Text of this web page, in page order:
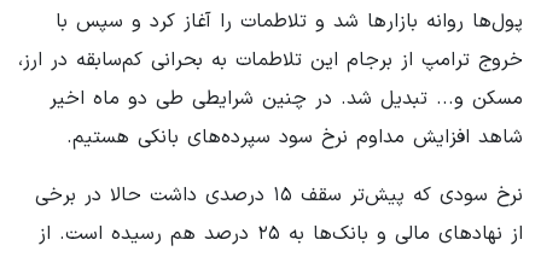
پول‌ها روانه بازارها شد و تلاطمات را آغاز کرد و سپس با
خروج ترامپ از برجام این تلاطمات به بحرانی کم‌سابقه در ارز،
مسکن و... تبدیل شد. در چنین شرایطی طی دو ماه اخیر
شاهد افزایش مداوم نرخ سود سپرده‌های بانکی هستیم.
نرخ سودی که پیش‌تر سقف ۱۵ درصدی داشت حالا در برخی
از نهادهای مالی و بانک‌ها به ۲۵ درصد هم رسیده است. از